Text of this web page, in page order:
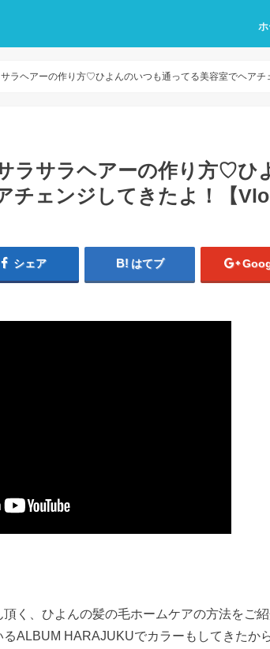
サラヘアーの作り方♡ひよんのいつも通ってる美容室でヘアチ
ラサラヘアーの作り方♡ひ
チェンジしてきたよ！【
シェア はてブ
く、ひよんの髪の毛ホームケアの方法をご
ALBUM HARAJUKUでカラーもしてきたか